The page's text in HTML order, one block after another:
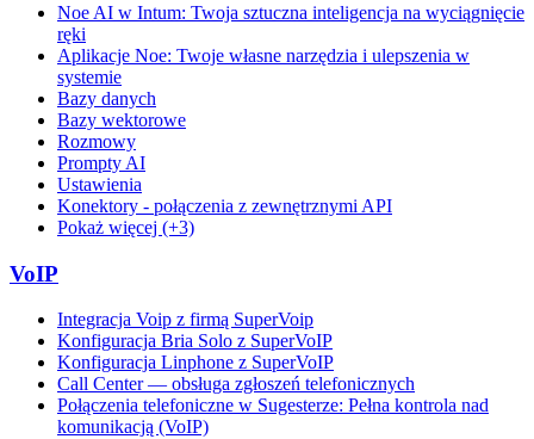
Noe AI w Intum: Twoja sztuczna inteligencja na wyciągnięcie
ręki
Aplikacje Noe: Twoje własne narzędzia i ulepszenia w
systemie
Bazy danych
Bazy wektorowe
Rozmowy
Prompty AI
Ustawienia
Konektory - połączenia z zewnętrznymi API
Pokaż więcej (+3)
VoIP
Integracja Voip z firmą SuperVoip
Konfiguracja Bria Solo z SuperVoIP
Konfiguracja Linphone z SuperVoIP
Call Center — obsługa zgłoszeń telefonicznych
Połączenia telefoniczne w Sugesterze: Pełna kontrola nad
komunikacją (VoIP)